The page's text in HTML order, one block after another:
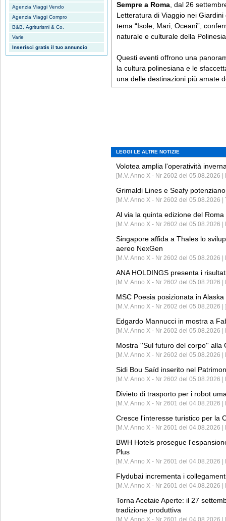
Agenzia Viaggi Vendo
Agenzia Viaggi Compro
B&B, Agriturismi & Co.
Varie
Inserisci gratis il tuo annuncio
Sempre a Roma , dal 26
Letteratura di Viaggio nei
tema “Isole, Mari, Oceani”,
naturale e culturale della
Questi eventi offrono una
la cultura polinesiana e le
una delle destinazioni più amate
LEGGI LE ALTRE NOTIZIE
Volotea amplia l'operatività
[M.V. Anno X - Nr 2602 del 05.08.2026 |
Grimaldi Lines e Seafy
[M.V. Anno X - Nr 2602 del 05.08.2026 |
Al via la quinta edizione del
[M.V. Anno X - Nr 2602 del 05.08.2026 |
Singapore affida a Thales lo
aereo NexGen
[M.V. Anno X - Nr 2602 del 05.08.2026
ANA HOLDINGS presenta i
[M.V. Anno X - Nr 2602 del 05.08.2026
MSC Poesia posizionata in
[M.V. Anno X - Nr 2602 del 05.08.2026 | ]
Edgardo Mannucci in mostra a
[M.V. Anno X - Nr 2602 del 05.08.2026 |
Mostra ''Sul futuro del corpo'' alla
[M.V. Anno X - Nr 2602 del 05.08.2026
Sidi Bou Saïd inserito nel
[M.V. Anno X - Nr 2602 del 05.08.2026
Divieto di trasporto per i robot
[M.V. Anno X - Nr 2601 del 04.08.2026
Cresce l'interesse turistico per la
[M.V. Anno X - Nr 2601 del 04.08.2026 |
BWH Hotels prosegue
Plus
[M.V. Anno X - Nr 2601 del 04.08.2026 |
Flydubai incrementa i
[M.V. Anno X - Nr 2601 del 04.08.2026 |
Torna Acetaie Aperte: il 27
tradizione produttiva
[M.V. Anno X - Nr 2601 del 04.08.2026 |